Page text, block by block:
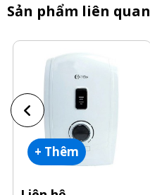
Sản phẩm liên quan
+ Thêm